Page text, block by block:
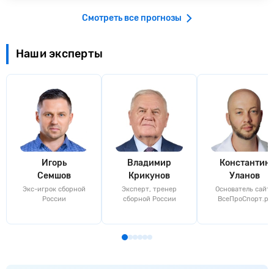
Смотреть все прогнозы
Наши эксперты
Игорь
Семшов
Экс-игрок сборной
России
Владимир
Крикунов
Эксперт, тренер
сборной России
Константин
Уланов
Основатель сайта
ВсеПроСпорт.ру